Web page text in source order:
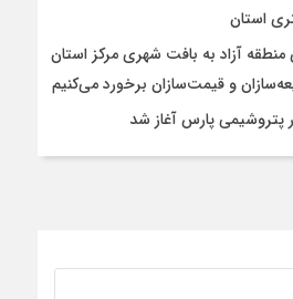
استان
آزاد به بافت شهری مرکز استان
و قیمت‌سازان برخورد می‌کنیم
پتروشیمی پارس آغاز شد